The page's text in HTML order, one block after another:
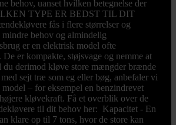
behov, uanset hvilken betegnelse der
TYPE ER BEDST TIL DIT
fås i flere størrelser og
behov og almindelig
er en elektrisk model ofte
er kompakte, støjsvage og nemme at
du derimod kløve store mængder brænde
sejt træ som eg eller bøg, anbefaler vi
model – for eksempel en benzindrevet
kløvekraft. Få et overblik over de
til dit behov her: Kapacitet - En
klare op til 7 tons, hvor de store kan